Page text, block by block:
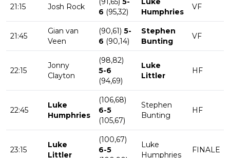
21:15 Josh Rock
6 (95,32)
Humphries
VF
21:45
Gian van
Veen
(90,61) 5-
6 (90,14)
Stephen
Bunting
VF
22:15
Jonny
Clayton
(98,82)
5-6
(94,69)
Luke
Littler
HF
22:45
Luke
Humphries
(106,68)
6-5
(105,67)
Stephen
Bunting
HF
23:15
Luke
Littler
(100,67)
6-5
Luke
Humphries
FINALE